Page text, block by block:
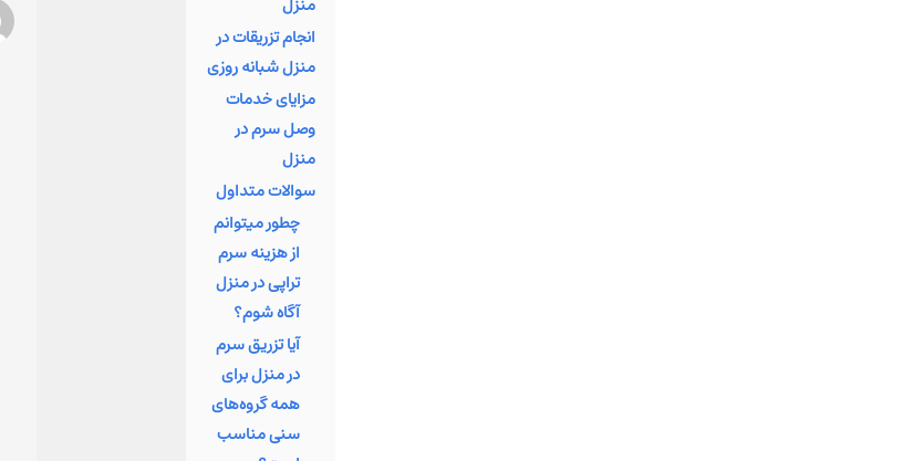
انجام تزریقات در
منزل شبانه روزی
مزایای خدمات
وصل سرم در
منزل
سوالات متداول
چطور میتوانم
از هزینه سرم
تراپی در منزل
آگاه شوم؟
آیا تزریق سرم
در منزل برای
همه گروه‌های
سنی مناسب